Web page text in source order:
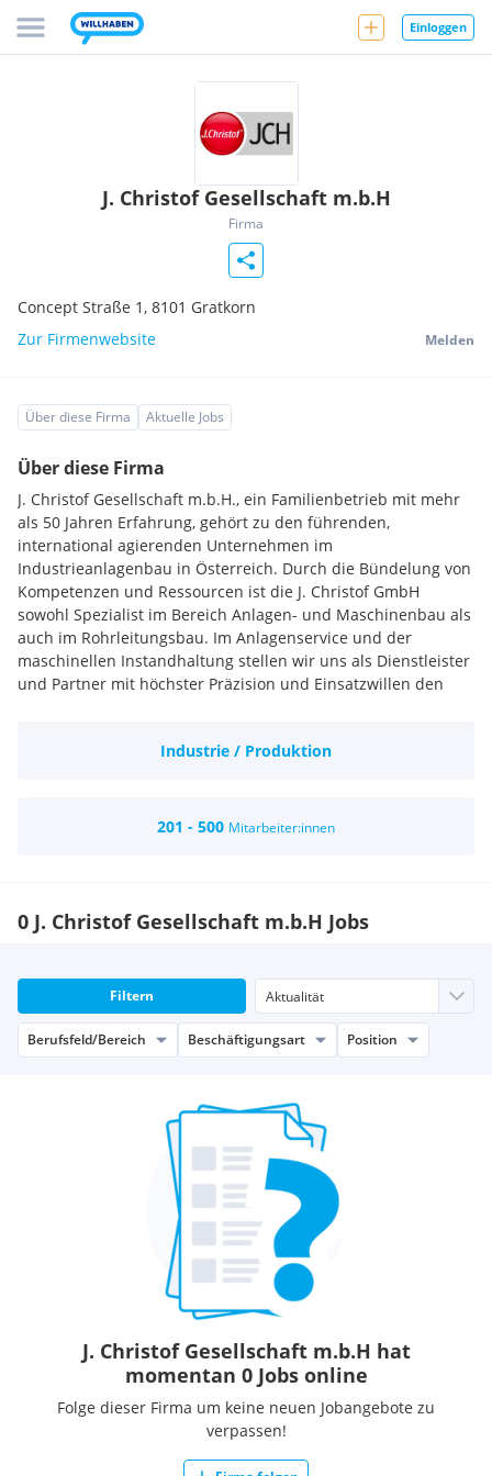
Einloggen
J. Christof Gesellschaft m.b.H
Firma
Concept Straße 1, 8101 Gratkorn
Zur Firmenwebsite
Melden
Über diese Firma Aktuelle Jobs
Über diese Firma
J. Christof Gesellschaft m.b.H., ein Familienbetrieb mit mehr
als 50 Jahren Erfahrung, gehört zu den führenden,
international agierenden Unternehmen im
Industrieanlagenbau in Österreich. Durch die Bündelung von
Kompetenzen und Ressourcen ist die J. Christof GmbH
sowohl Spezialist im Bereich Anlagen- und Maschinenbau als
auch im Rohrleitungsbau. Im Anlagenservice und der
maschinellen Instandhaltung stellen wir uns als Dienstleister
und Partner mit höchster Präzision und Einsatzwillen den
Industrie / Produktion
201 - 500 Mitarbeiter:innen
0 J. Christof Gesellschaft m.b.H Jobs
Filtern
Berufsfeld/Bereich Beschäftigungsart Position
J. Christof Gesellschaft m.b.H hat
momentan 0 Jobs online
Folge dieser Firma um keine neuen Jobangebote zu
verpassen!